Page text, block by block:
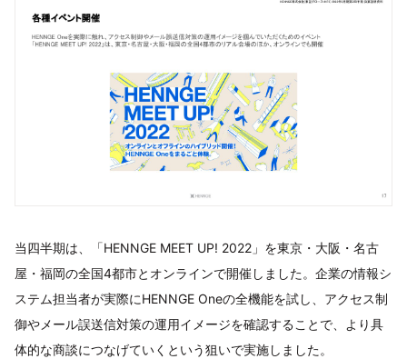
当四半期は、「HENNGE MEET UP! 2022」を東京・大阪・名古
屋・福岡の全国4都市とオンラインで開催しました。企業の情報シ
ステム担当者が実際にHENNGE Oneの全機能を試し、アクセス制
御やメール誤送信対策の運用イメージを確認することで、より具
体的な商談につなげていくという狙いで実施しました。